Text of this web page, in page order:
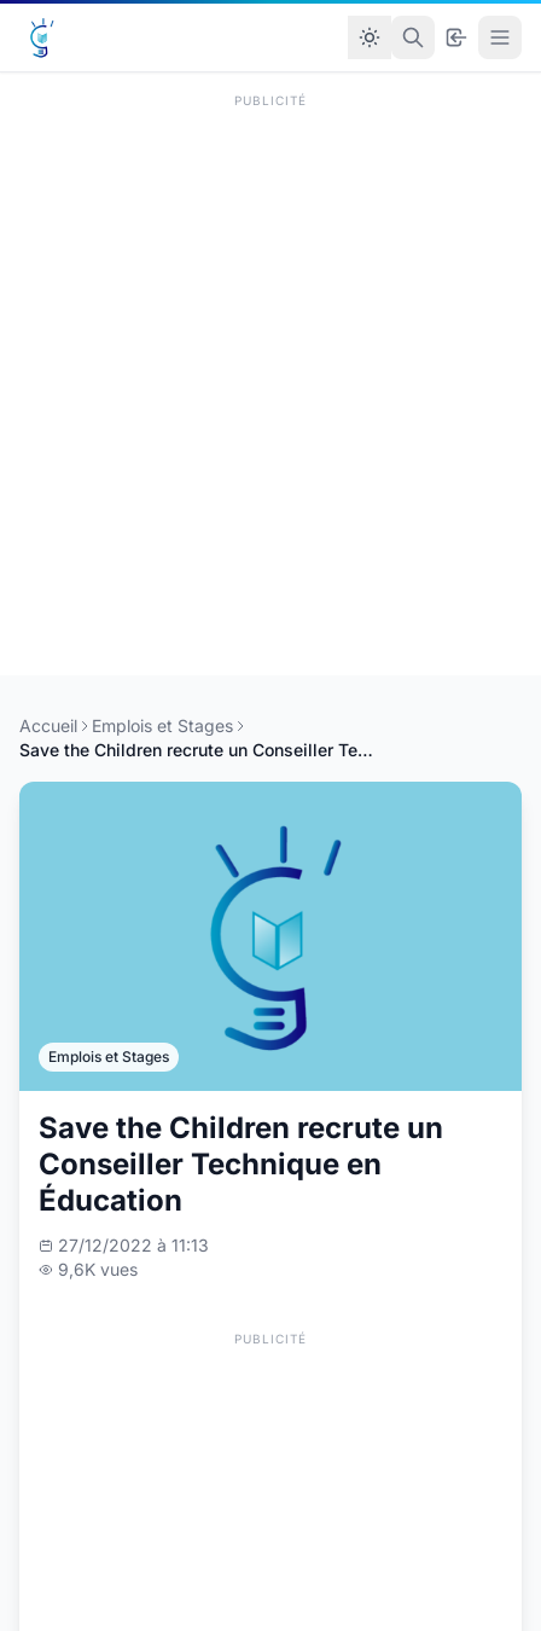
PUBLICITÉ
Accueil
Emplois et Stages
Save the Children recrute un Conseiller Technique en Éducation
Emplois et Stages
Save the Children recrute un
Conseiller Technique en
Éducation
27/12/2022 à 11:13
9,6K vues
PUBLICITÉ